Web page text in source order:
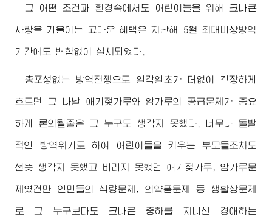
그 어떤 조건과 환경속에서도 어린이들을 위해 크나큰
사랑을 기울이는 고마운 혜택은 지난해 5월 최대비상방역
기간에도 변함없이 실시되였다.
총포성없는 방역전쟁으로 일각일초가 더없이 긴장하게
흐르던 그 나날 애기젖가루와 암가루의 공급문제가 중요
하게 론의될줄은 그 누구도 생각지 못했다. 너무나 돌발
적인 방역위기로 하여 어린이들을 키우는 부모들조차도
선뜻 생각지 못했고 바라지 못했던 애기젖가루, 암가루문
제였건만 인민들의 식량문제, 의약품문제 등 생활상문제
로 그 누구보다도 크나큰 중하를 지니신 경애하는